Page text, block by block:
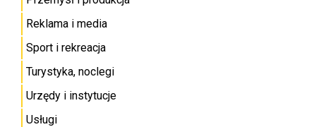
Reklama i media
Sport i rekreacja
Turystyka, noclegi
Urzędy i instytucje
Usługi